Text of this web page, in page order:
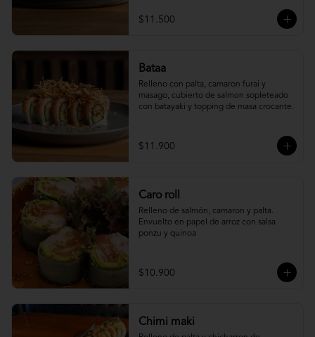
$11.500
Bataa
Relleno con palta, camaron furai y
masago, cubierto de salmon sopleteado
con batayaki y topping de masa crocante.
$11.900
Caro roll
Relleno de salmón, camaron y palta.
Envuelto en papel de arroz con salsa
ponzu y quinoa
$10.900
Chimi maki